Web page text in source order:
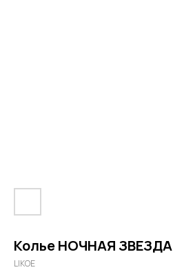
Колье НОЧНАЯ ЗВЕЗДА
LIKOE